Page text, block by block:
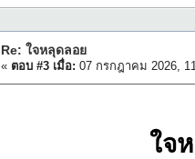
Re: ใจหลุดลอย
« ตอบ #3 เมื่อ: 07 กรกฎาคม 2026,
ใจ